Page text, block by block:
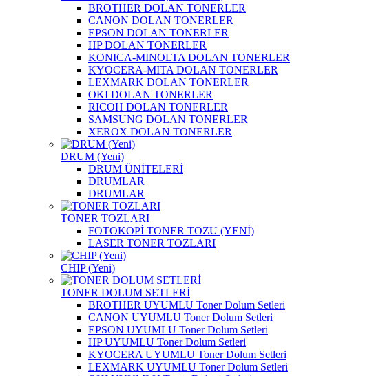
BROTHER DOLAN TONERLER
CANON DOLAN TONERLER
EPSON DOLAN TONERLER
HP DOLAN TONERLER
KONICA-MINOLTA DOLAN TONERLER
KYOCERA-MITA DOLAN TONERLER
LEXMARK DOLAN TONERLER
OKI DOLAN TONERLER
RICOH DOLAN TONERLER
SAMSUNG DOLAN TONERLER
XEROX DOLAN TONERLER
DRUM (Yeni)
DRUM ÜNİTELERİ
DRUMLAR
DRUMLAR
TONER TOZLARI
FOTOKOPİ TONER TOZU (YENİ)
LASER TONER TOZLARI
CHIP (Yeni)
TONER DOLUM SETLERİ
BROTHER UYUMLU Toner Dolum Setleri
CANON UYUMLU Toner Dolum Setleri
EPSON UYUMLU Toner Dolum Setleri
HP UYUMLU Toner Dolum Setleri
KYOCERA UYUMLU Toner Dolum Setleri
LEXMARK UYUMLU Toner Dolum Setleri